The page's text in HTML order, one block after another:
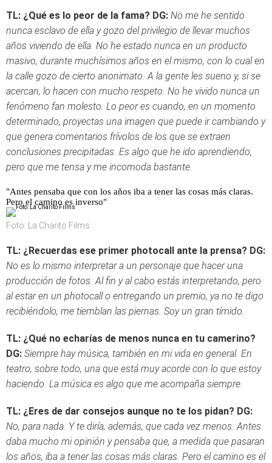
TL: ¿Qué es lo peor de la fama? DG: No me he sentido
nunca esclavo de ella y gozo del privilegio de llevar muchos
años viviendo de ella. No he estado nunca en un producto
masivo, durante muchísimos años en el mismo, con lo cual en
la calle gozo de cierto anonimato. A la gente les sueno y, si se
acercan, lo hacen con mucho respeto. No he vivido nunca un
fenómeno fan molesto. Lo peor es cuando, en un momento
determinado, proyectas una imagen que puede ir cambiando y
que genera comentarios frívolos de los que se extraen
conclusiones precipitadas. Es algo que he ido aprendiendo,
pero que me tensa y me incomoda bastante.
"Antes pensaba que con los años iba a tener las cosas más claras.
Pero el camino es inverso"
Foto: La Charito Films
TL: ¿Recuerdas ese primer photocall ante la prensa? DG:
No es lo mismo interpretar a un personaje que hacer una
producción de fotos. Al fin y al cabo estás interpretando, pero
al estar en un photocall o entregando un premio, ya no te digo
recibiéndolo, me tiemblan las piernas. Soy un gran tímido.
TL: ¿Qué no echarías de menos nunca en tu camerino?
DG: Siempre hay música, también en mi vida en general. En
teatro, sobre todo, una que está muy acorde con lo que estoy
haciendo. La música es algo que me acompaña siempre.
TL: ¿Eres de dar consejos aunque no te los pidan? DG:
No, para nada. Y te diría, además, que cada vez menos. Antes
daba mucho mi opinión y pensaba que, a medida que pasaran
los años, iba a tener las cosas más claras. Pero el camino es el